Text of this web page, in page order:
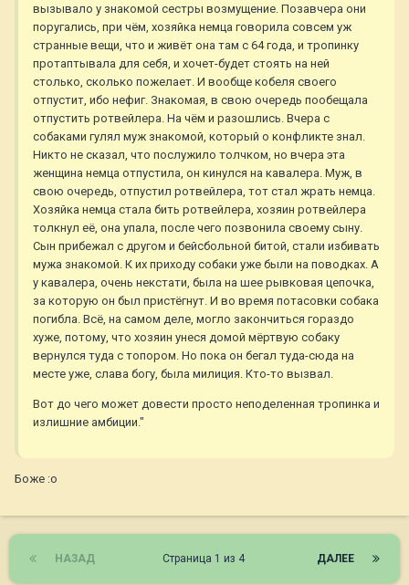
вызывало у знакомой сестры возмущение. Позавчера они
поругались, при чём, хозяйка немца говорила совсем уж
странные вещи, что и живёт она там с 64 года, и тропинку
протаптывала для себя, и хочет-будет стоять на ней
столько, сколько пожелает. И вообще кобеля своего
отпустит, ибо нефиг. Знакомая, в свою очередь пообещала
отпустить ротвейлера. На чём и разошлись. Вчера с
собаками гулял муж знакомой, который о конфликте знал.
Никто не сказал, что послужило толчком, но вчера эта
женщина немца отпустила, он кинулся на кавалера. Муж, в
свою очередь, отпустил ротвейлера, тот стал жрать немца.
Хозяйка немца стала бить ротвейлера, хозяин ротвейлера
толкнул её, она упала, после чего позвонила своему сыну.
Сын прибежал с другом и бейсбольной битой, стали избивать
мужа знакомой. К их приходу собаки уже были на поводках. А
у кавалера, очень некстати, была на шее рывковая цепочка,
за которую он был пристёгнут. И во время потасовки собака
погибла. Всё, на самом деле, могло закончиться гораздо
хуже, потому, что хозяин унеся домой мёртвую собаку
вернулся туда с топором. Но пока он бегал туда-сюда на
месте уже, слава богу, была милиция. Кто-то вызвал.
Вот до чего может довести просто неподеленная тропинка и
излишние амбиции."
Боже :o
НАЗАД ДАЛЕЕ
Страница 1 из 4